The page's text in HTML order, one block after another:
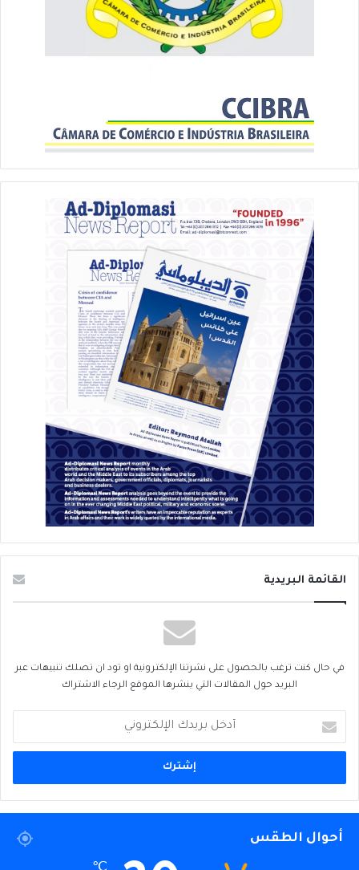
القائمة البريدية
في حال كنت ترغب بالحصول على نشرتنا الإلكترونية او تود ان تصلك تنبيهات عبر
البريد حول المقالات التي ينشرها الموقع الرجاء الاشتراك
بريدك
الإلكتروني
أحوال الطقس